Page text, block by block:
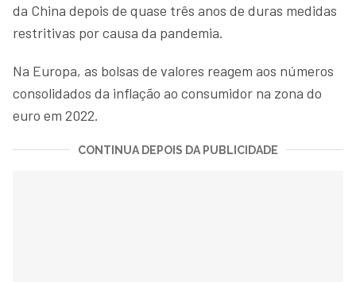
da China depois de quase três anos de duras medidas
restritivas por causa da pandemia.
Na Europa, as bolsas de valores reagem aos números
consolidados da inflação ao consumidor na zona do
euro em 2022.
CONTINUA DEPOIS DA PUBLICIDADE